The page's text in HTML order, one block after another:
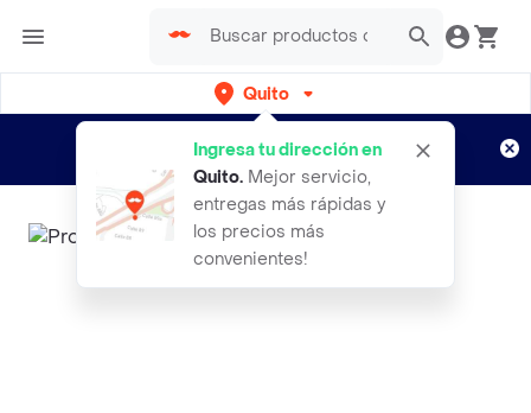
Quito
Ingresa tu dirección en
Quito. Mejor servicio,
entregas más rápidas y
los precios más
convenientes!
envíos gratis por semanas
Aplican TyC